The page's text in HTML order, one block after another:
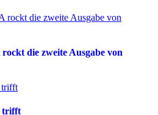
die zweite Ausgabe von
trifft